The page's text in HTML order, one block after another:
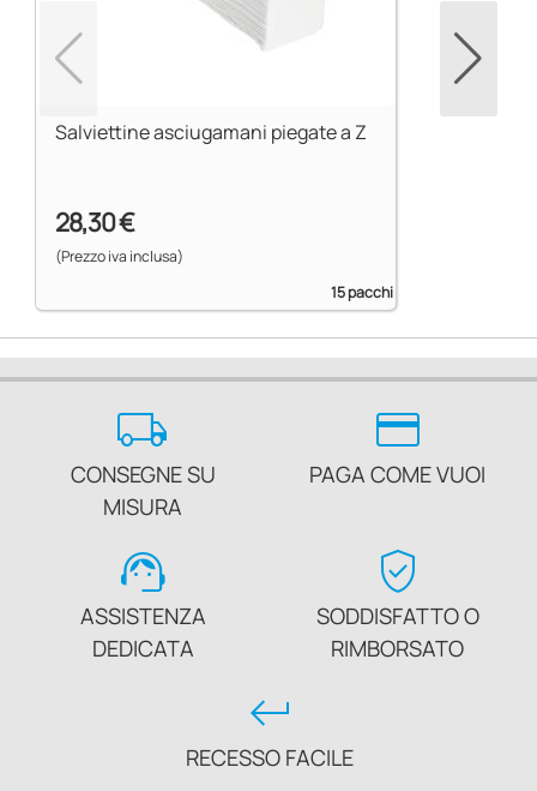
Salviettine asciugamani piegate a Z
28,30 €
(Prezzo iva inclusa)
15 pacchi
local_shipping
CONSEGNE SU
MISURA
credit_card
PAGA COME VUOI
support_agent
ASSISTENZA
DEDICATA
verified_user
SODDISFATTO O
RIMBORSATO
keyboard_return
RECESSO FACILE